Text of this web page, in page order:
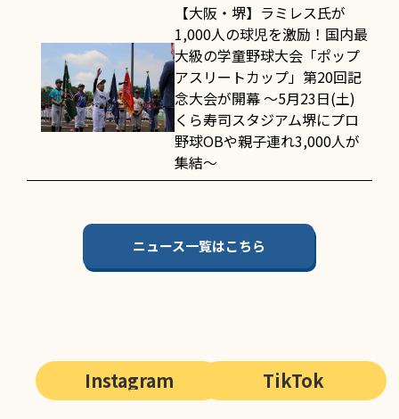
【大阪・堺】ラミレス氏が
1,000人の球児を激励！国内最
大級の学童野球大会「ポップ
アスリートカップ」第20回記
念大会が開幕 〜5月23日(土)
くら寿司スタジアム堺にプロ
野球OBや親子連れ3,000人が
集結〜
ニュース一覧はこちら
Instagram TikTok